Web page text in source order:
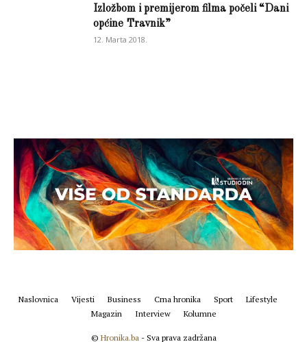
Izložbom i premijerom filma počeli “Dani
općine Travnik”
12. Marta 2018.
Naslovnica Vijesti Business Crna hronika Sport
Lifestyle
Magazin
Interview Kolumne
© Hronika.ba- Sva prava zadržana